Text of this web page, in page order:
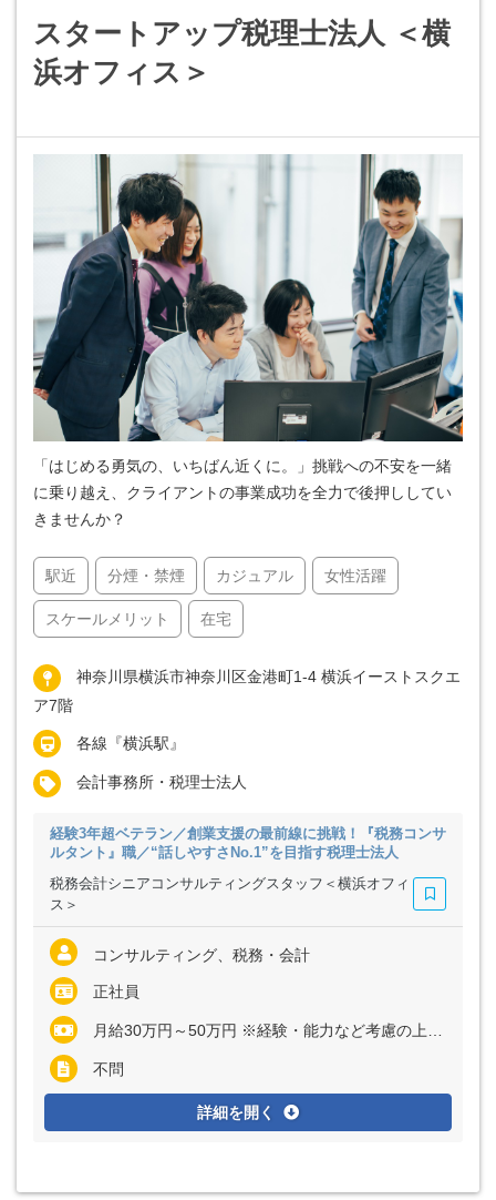
スタートアップ税理士法人 ＜横
浜オフィス＞
「はじめる勇気の、いちばん近くに。」挑戦への不安を一緒
に乗り越え、クライアントの事業成功を全力で後押ししてい
きませんか？
駅近 分煙・禁煙 カジュアル 女性活躍
スケールメリット 在宅
神奈川県横浜市神奈川区金港町1-4 横浜イーストスクエ
ア7階
各線『横浜駅』
会計事務所・税理士法人
経験3年超ベテラン／創業支援の最前線に挑戦！『税務コンサ
ルタント』職／“話しやすさNo.1”を目指す税理士法人
税務会計シニアコンサルティングスタッフ＜横浜オフィ
ス＞
コンサルティング、税務・会計
正社員
月給30万円～50万円 ※経験・能力など考慮の上、決定いたします ※上記に固定残業代（月45時間分＝7万6300円～12万7100円）を含む ※上記に固定深夜残業代割り増し分（月10時間分＝3400円～5700円）を含む ※超過分は別途全額支給
不問
詳細を開く